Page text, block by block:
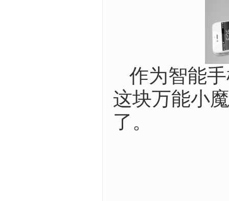
作为智能
这块万能小
了。